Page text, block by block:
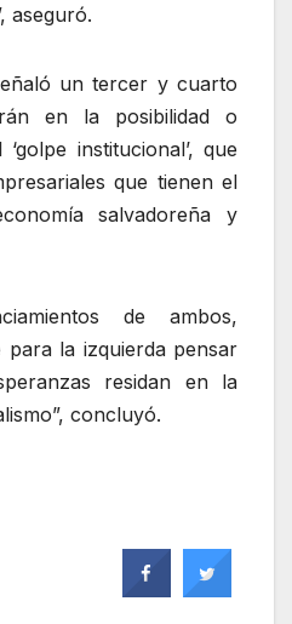
aseguró.
un tercer y cuarto
en la posibilidad o
institucional’, que
que tienen el
salvadoreña y
de ambos,
la izquierda pensar
residan en la
concluyó.